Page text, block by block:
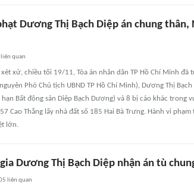
Dương Thị Bạch Diệp án chung thân,
liên quan
xét xử, chiều tối 19/11, Tòa án nhân dân TP Hồ Chí Minh đã
Phó Chủ tịch UBND TP Hồ Chí Minh), Dương Thị
Bất động sản Diệp Bạch Dương) và 8 bị cáo khác trong
Cao Thắng lấy nhà đất số 185 Hai Bà Trưng. Hành vi
lớn.
Dương Thị Bạch Diệp nhận án tù
liên quan